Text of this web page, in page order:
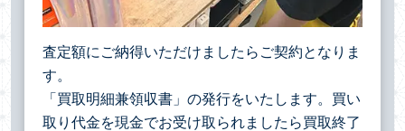
査定額にご納得いただけましたらご契約となりま
す。
「買取明細兼領収書」の発行をいたします。買い
取り代金を現金でお受け取られましたら買取終了